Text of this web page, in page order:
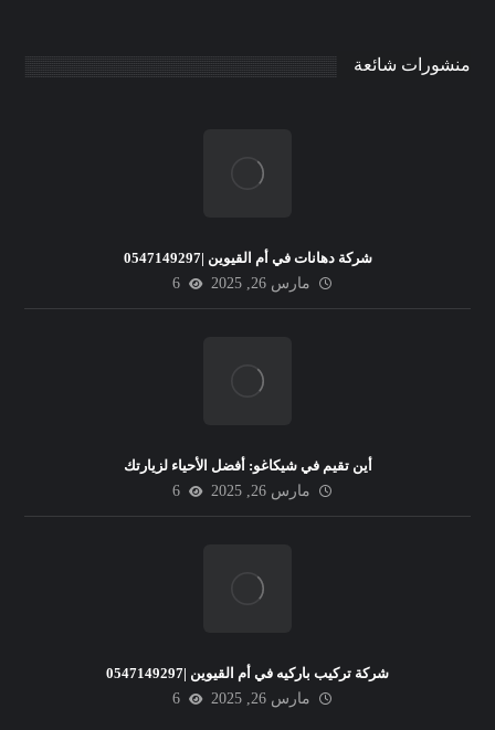
منشورات شائعة
شركة دهانات في أم القيوين |0547149297
مارس 26, 2025
6
أين تقيم في شيكاغو: أفضل الأحياء لزيارتك
مارس 26, 2025
6
شركة تركيب باركيه في أم القيوين |0547149297
مارس 26, 2025
6